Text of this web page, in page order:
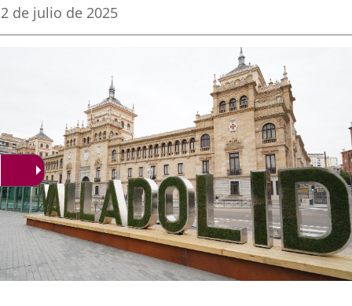
aplicación
externa.
aplicación
externa.
Fecha
la
2 de julio de 2025